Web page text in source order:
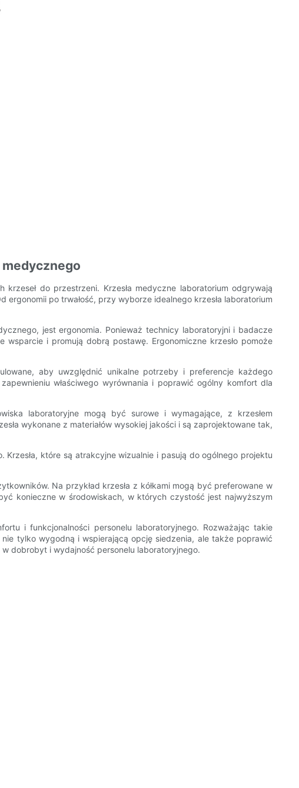
do przestrzeni. Krzesła medyczne laboratorium odgrywają
po trwałość, przy wyborze idealnego krzesła laboratorium
jest ergonomia. Ponieważ technicy laboratoryjni i badacze
i promują dobrą postawę. Ergonomiczne krzesło pomoże
aby uwzględnić unikalne potrzeby i preferencje każdego
właściwego wyrównania i poprawić ogólny komfort dla
laboratoryjne mogą być surowe i wymagające, z krzesłem
wykonane z materiałów wysokiej jakości i są zaprojektowane tak,
które są atrakcyjne wizualnie i pasują do ogólnego projektu
Na przykład krzesła z kółkami mogą być preferowane w
konieczne w środowiskach, w których czystość jest najwyższym
i funkcjonalności personelu laboratoryjnego. Rozważając takie
tylko wygodną i wspierającą opcję siedzenia, ale także poprawić
dobrobyt i wydajność personelu laboratoryjnego.